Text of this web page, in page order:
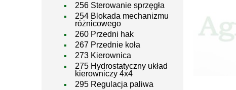
256 Sterowanie sprzęgła
254 Blokada mechanizmu
różnicowego
260 Przedni hak
267 Przednie koła
273 Kierownica
275 Hydrostatyczny układ
kierowniczy 4x4
295 Regulacja paliwa